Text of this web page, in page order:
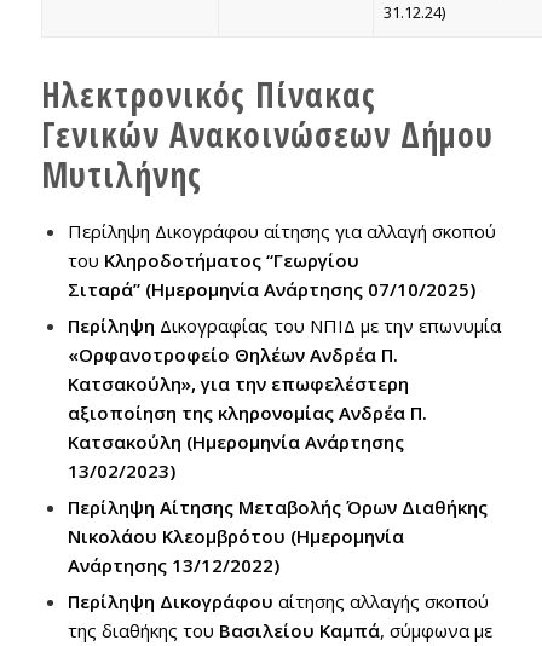
31.12.24)
Ηλεκτρονικός Πίνακας
Γενικών Ανακοινώσεων Δήμου
Μυτιλήνης
Περίληψη Δικογράφου αίτησης για αλλαγή σκοπού
του Κληροδοτήματος “Γεωργίου
Σιταρά”(Ημερομηνία Ανάρτησης 07/10/2025)
Περίληψη Δικογραφίας του ΝΠΙΔ με την επωνυμία
«Ορφανοτροφείο Θηλέων Ανδρέα Π.
Κατσακούλη», για την επωφελέστερη
αξιοποίηση της κληρονομίας Ανδρέα Π.
Κατσακούλη (Ημερομηνία Ανάρτησης
13/02/2023)
Περίληψη Αίτησης Μεταβολής Όρων Διαθήκης
Νικολάου Κλεομβρότου (Ημερομηνία
Ανάρτησης 13/12/2022)
Περίληψη Δικογράφου αίτησης αλλαγής σκοπού
της διαθήκης του Βασιλείου Καμπά, σύμφωνα με